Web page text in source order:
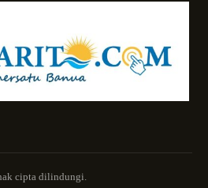
cipta dilindungi.